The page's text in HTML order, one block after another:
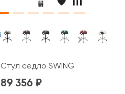
Стул седло SWING
89 356